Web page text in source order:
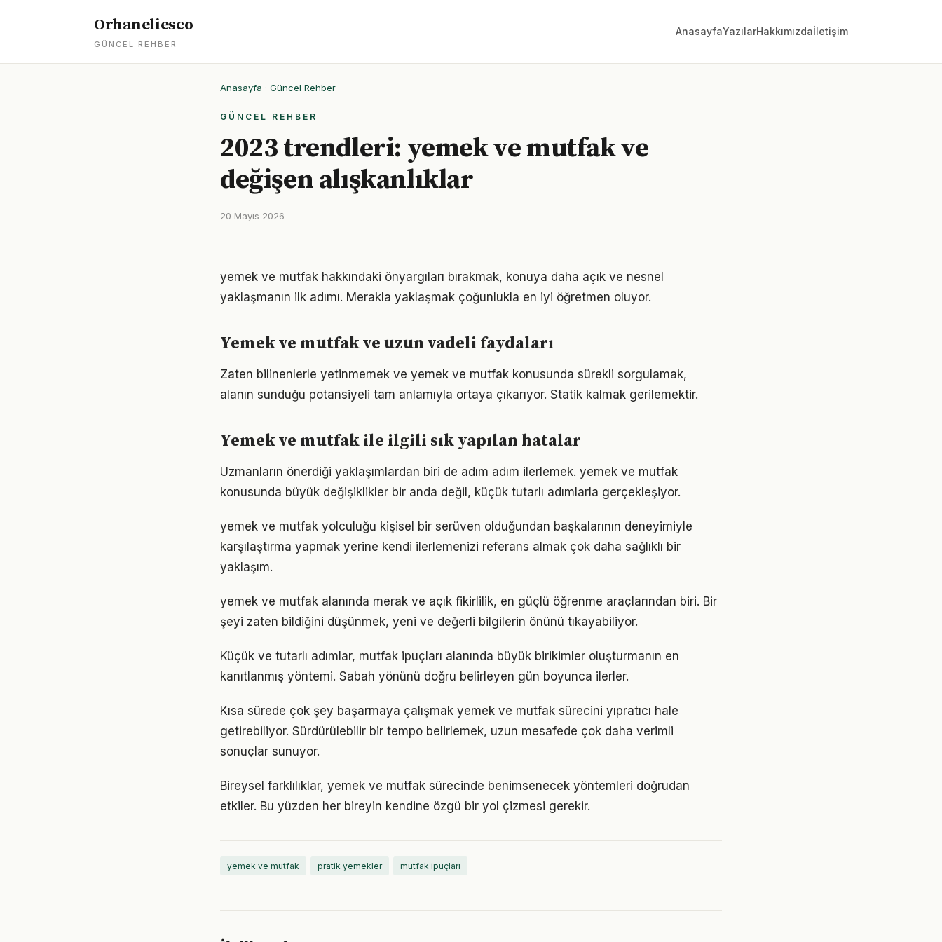
Orhaneliesco
GÜNCEL REHBER
AnasayfaYazılarHakkımızdaİletişim
Anasayfa · Güncel Rehber
GÜNCEL REHBER
2023 trendleri: yemek ve mutfak ve
değişen alışkanlıklar
20 Mayıs 2026
yemek ve mutfak hakkındaki önyargıları bırakmak, konuya daha açık ve nesnel
yaklaşmanın ilk adımı. Merakla yaklaşmak çoğunlukla en iyi öğretmen oluyor.
Yemek ve mutfak ve uzun vadeli faydaları
Zaten bilinenlerle yetinmemek ve yemek ve mutfak konusunda sürekli sorgulamak,
alanın sunduğu potansiyeli tam anlamıyla ortaya çıkarıyor. Statik kalmak gerilemektir.
Yemek ve mutfak ile ilgili sık yapılan hatalar
Uzmanların önerdiği yaklaşımlardan biri de adım adım ilerlemek. yemek ve mutfak
konusunda büyük değişiklikler bir anda değil, küçük tutarlı adımlarla gerçekleşiyor.
yemek ve mutfak yolculuğu kişisel bir serüven olduğundan başkalarının deneyimiyle
karşılaştırma yapmak yerine kendi ilerlemenizi referans almak çok daha sağlıklı bir
yaklaşım.
yemek ve mutfak alanında merak ve açık fikirlilik, en güçlü öğrenme araçlarından biri. Bir
şeyi zaten bildiğini düşünmek, yeni ve değerli bilgilerin önünü tıkayabiliyor.
Küçük ve tutarlı adımlar, mutfak ipuçları alanında büyük birikimler oluşturmanın en
kanıtlanmış yöntemi. Sabah yönünü doğru belirleyen gün boyunca ilerler.
Kısa sürede çok şey başarmaya çalışmak yemek ve mutfak sürecini yıpratıcı hale
getirebiliyor. Sürdürülebilir bir tempo belirlemek, uzun mesafede çok daha verimli
sonuçlar sunuyor.
Bireysel farklılıklar, yemek ve mutfak sürecinde benimsenecek yöntemleri doğrudan
etkiler. Bu yüzden her bireyin kendine özgü bir yol çizmesi gerekir.
yemek ve mutfak pratik yemekler mutfak ipuçları